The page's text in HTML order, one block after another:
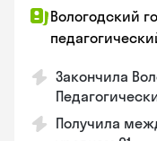
Вологодский
Закончила
Получила